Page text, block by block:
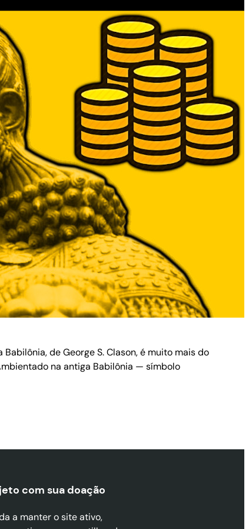
de George S. Clason, é muito mais do
na antiga Babilônia — símbolo
com sua doação
a manter o site ativo,